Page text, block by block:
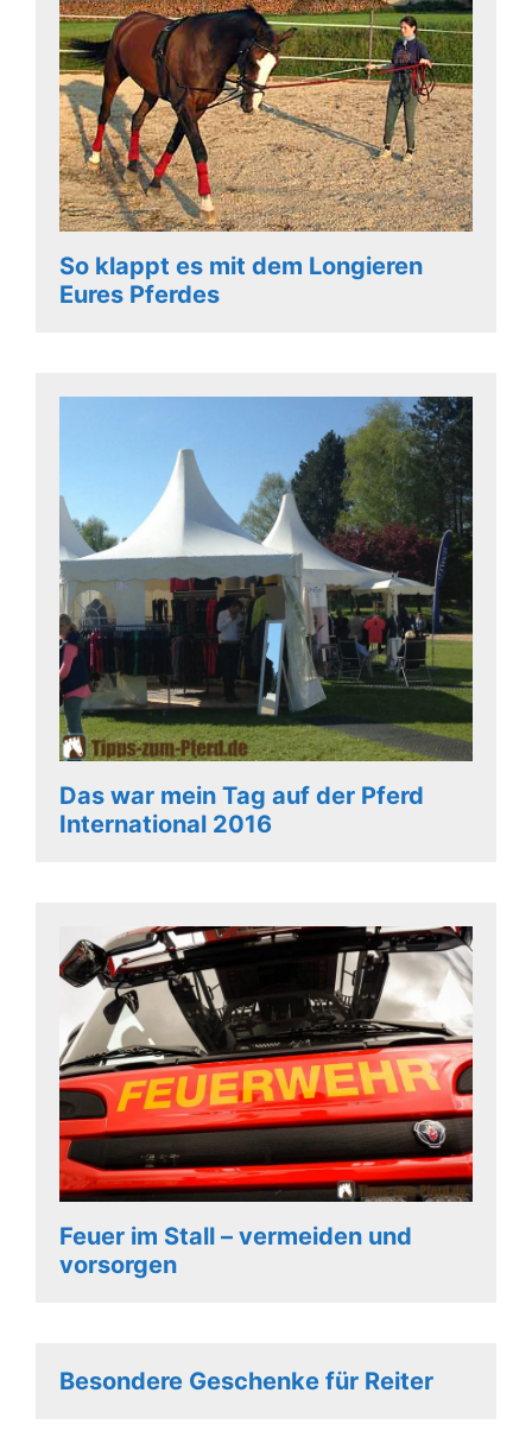
So klappt es mit dem Longieren
Eures Pferdes
Das war mein Tag auf der Pferd
International 2016
Feuer im Stall – vermeiden und
vorsorgen
Besondere Geschenke für Reiter